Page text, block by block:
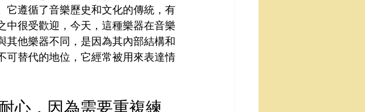
它遵循了音樂歷史和文化的傳統，有
中很受歡迎，今天，這種樂器在音樂
其他樂器不同，是因為其內部結構和
可替代的地位，它經常被用來表達情
心，因為需要重複練